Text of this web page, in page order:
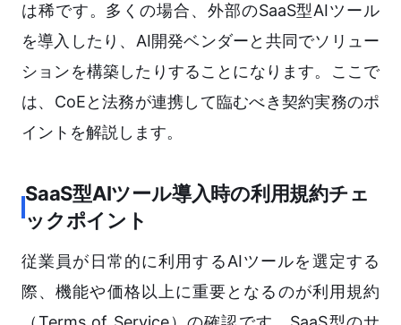
は稀です。多くの場合、外部のSaaS型AIツール
を導入したり、AI開発ベンダーと共同でソリュー
ションを構築したりすることになります。ここで
は、CoEと法務が連携して臨むべき契約実務のポ
イントを解説します。
SaaS型AIツール導入時の利用規約チェ
ックポイント
従業員が日常的に利用するAIツールを選定する
際、機能や価格以上に重要となるのが利用規約